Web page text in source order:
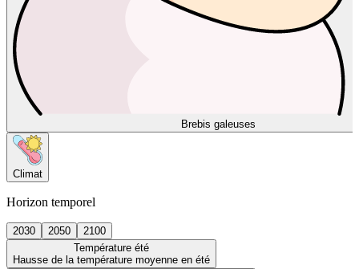
Brebis galeuses
Climat
Horizon temporel
2030 2050
2100
Température été
Hausse de la température moyenne en été